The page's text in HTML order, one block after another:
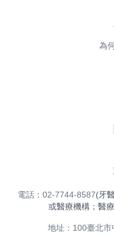
為
電話：02-7744-8587(牙
或醫療機構；醫
地址：100臺北